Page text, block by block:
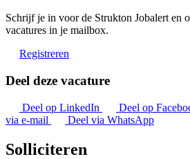
Schrijf je in voor de Strukton Jobalert en
vacatures in je mailbox.
Registreren
Deel deze vacature
Deel op LinkedIn Deel op
via e-mail
Deel via WhatsApp
Solliciteren